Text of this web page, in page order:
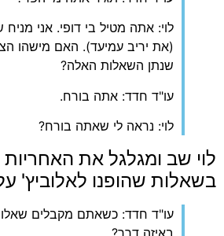
לוי: אתה מטיל בי דופי. אני
(את יריב עמיעד). האם מישהו
שנתן השאלות האלה?
עו"ד חדד: אתה בורח.
לוי: נראה לי שאתה בורח?
לוי שב ומגלגל את
בשאלות שהופנו לאלוביץ'
עו"ד חדד: כשאתם מקבלים